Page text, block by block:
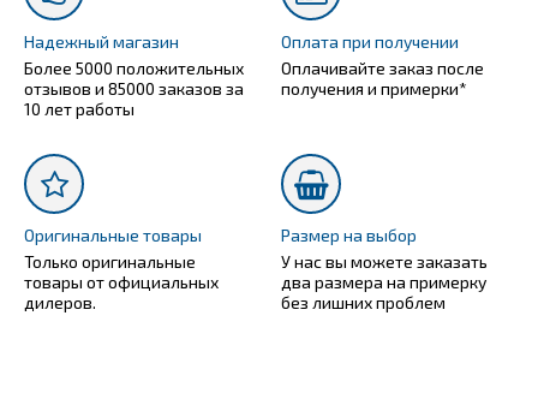
Надежный магазин
Более 5000 положительных
отзывов и 85000 заказов за
10 лет работы
Оплата при получении
Оплачивайте заказ после
получения и примерки*
Оригинальные товары
Только оригинальные
товары от официальных
дилеров.
Размер на выбор
У нас вы можете заказать
два размера на примерку
без лишних проблем